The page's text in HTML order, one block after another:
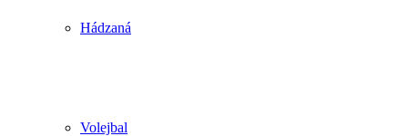
Hádzaná
Volejbal